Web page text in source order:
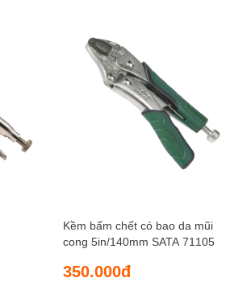
Kềm bấm chết có bao da mũi
cong 5in/140mm SATA 71105
350.000đ